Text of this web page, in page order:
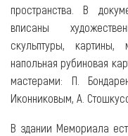
пространства. В
вписаны
скульптуры, картины,
напольная рубиновая
мастерами: П.
Иконниковым, А.
В здании Мемориала